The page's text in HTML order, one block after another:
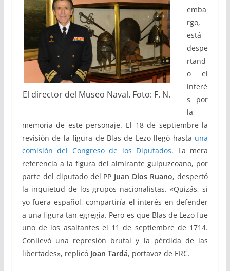
El director del Museo Naval. Foto: F. N.
emba
rgo,
está
despe
rtand
o el
interé
s por
la
memoria de este personaje. El 18 de septiembre la
revisión de la figura de Blas de Lezo llegó hasta una
comisión del Congreso de los Diputados. La mera
referencia a la figura del almirante guipuzcoano, por
parte del diputado del PP Juan Dios Ruano, despertó
la inquietud de los grupos nacionalistas. «Quizás, si
yo fuera español, compartiría el interés en defender
a una figura tan egregia. Pero es que Blas de Lezo fue
uno de los asaltantes el 11 de septiembre de 1714.
Conllevó una represión brutal y la pérdida de las
libertades», replicó Joan Tardá, portavoz de ERC.